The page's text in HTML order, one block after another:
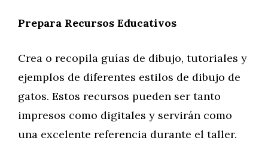
Prepara Recursos Educativos
Crea o recopila guías de dibujo, tutoriales y
ejemplos de diferentes estilos de dibujo de
gatos. Estos recursos pueden ser tanto
impresos como digitales y servirán como
una excelente referencia durante el taller.